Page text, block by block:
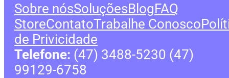
Sobre nósSoluçõesBlogFAQ
StoreContatoTrabalhe Conosco
de Privicidade
Telefone: (47) 3488-5230 (47)
99129-6758